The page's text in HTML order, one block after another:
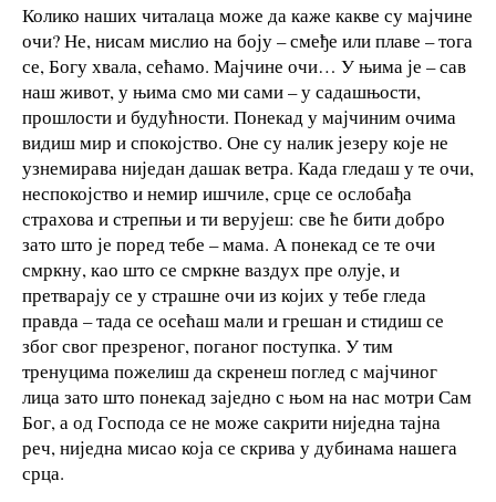
Колико наших читалаца може да каже какве су мајчине
очи? Не, нисам мислио на боју – смеђе или плаве – тога
се, Богу хвала, сећамо. Мајчине очи… У њима је – сав
наш живот, у њима смо ми сами – у садашњости,
прошлости и будућности. Понекад у мајчиним очима
видиш мир и спокојство. Оне су налик језеру које не
узнемирава ниједан дашак ветра. Када гледаш у те очи,
неспокојство и немир ишчиле, срце се ослобађа
страхова и стрепњи и ти верујеш: све ће бити добро
зато што је поред тебе – мама. А понекад се те очи
смркну, као што се смркне ваздух пре олује, и
претварају се у страшне очи из којих у тебе гледа
правда – тада се осећаш мали и грешан и стидиш се
због свог презреног, поганог поступка. У тим
тренуцима пожелиш да скренеш поглед с мајчиног
лица зато што понекад заједно с њом на нас мотри Сам
Бог, а од Господа се не може сакрити ниједна тајна
реч, ниједна мисао која се скрива у дубинама нашега
срца.